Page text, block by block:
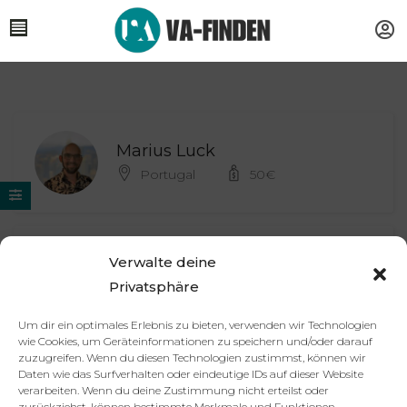
Verwalte deine
Privatsphäre
Um dir ein optimales Erlebnis zu bieten, verwenden wir Technologien
wie Cookies, um Geräteinformationen zu speichern und/oder darauf
zuzugreifen. Wenn du diesen Technologien zustimmst, können wir
Daten wie das Surfverhalten oder eindeutige IDs auf dieser Website
verarbeiten. Wenn du deine Zustimmung nicht erteilst oder
Marius Luck
Portugal 50€
Sandra Simaitis
Webdesign & SEO
Partner Impressum Datenschutzerklärung